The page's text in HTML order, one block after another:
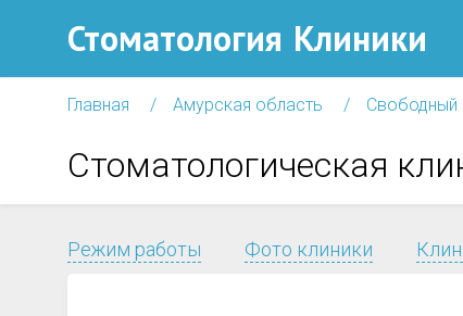
Стоматология Клиники
Главная Амурская область Свободный
Стоматологическая
Режим работы Фото клиники